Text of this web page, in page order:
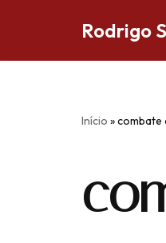
Rodrigo
Início »combate